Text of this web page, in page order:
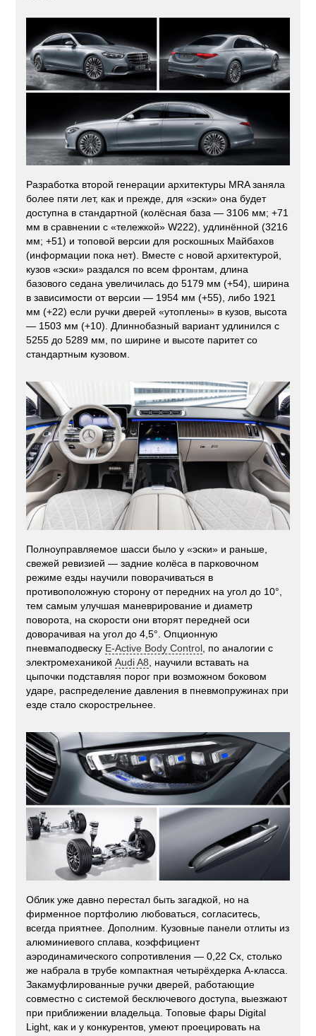
Разработка второй генерации архитектуры MRA заняла
более пяти лет, как и прежде, для «эски» она будет
доступна в стандартной (колёсная база — 3106 мм; +71
мм в сравнении с «тележкой» W222), удлинённой (3216
мм; +51) и топовой версии для роскошных Майбахов
(информации пока нет). Вместе с новой архитектурой,
кузов «эски» раздался по всем фронтам, длина
базового седана увеличилась до 5179 мм (+54), ширина
в зависимости от версии — 1954 мм (+55), либо 1921
мм (+22) если ручки дверей «утоплены» в кузов, высота
— 1503 мм (+10). Длиннобазный вариант удлинился с
5255 до 5289 мм, по ширине и высоте паритет со
стандартным кузовом.
Полноуправляемое шасси было у «эски» и раньше,
свежей ревизией — задние колёса в парковочном
режиме езды научили поворачиваться в
противоположную сторону от передних на угол до 10°,
тем самым улучшая маневрирование и диаметр
поворота, на скорости они вторят передней оси
доворачивая на угол до 4,5°. Опционную
пневмаподвеску E-Active Body Control, по аналогии с
электромеханикойAudi A8, научили вставать на
цыпочки подставляя порог при возможном боковом
ударе, распределение давления в пневмопружинах при
езде стало скорострельнее.
Облик уже давно перестал быть загадкой, но на
фирменное портфолию любоваться, согласитесь,
всегда приятнее. Дополним. Кузовные панели отлиты из
алюминиевого сплава, коэффициент
аэродинамического сопротивления — 0,22 Сx, столько
же набрала в трубе компактная четырёхдерка A-класса.
Закамуфлированные ручки дверей, работающие
совместно с системой бесключевого доступа, выезжают
при приближении владельца. Топовые фары Digital
Light, как и у конкурентов, умеют проецировать на